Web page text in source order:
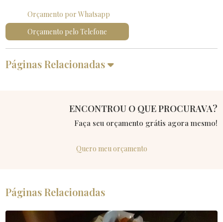
Orçamento por Whatsapp
Orçamento pelo Telefone
Páginas Relacionadas
ENCONTROU O QUE PROCURAVA?
Faça seu orçamento grátis agora mesmo!
Quero meu orçamento
Páginas Relacionadas